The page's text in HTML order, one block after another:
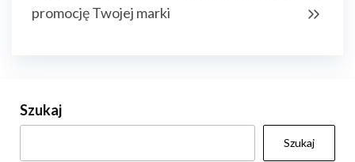
promocję Twojej marki
Szukaj
Szukaj